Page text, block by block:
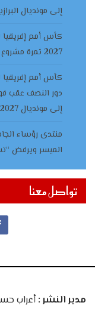
إلى مونديال البرازيل
كأس أمم إفريقيا
2027 ثمرة مشروع تطوير كرة القدم النسوية
إلى مونديال 2027
منتدى رؤساء
الميسر ويرفض
تواصل معنا
مدير النشر :أعراب